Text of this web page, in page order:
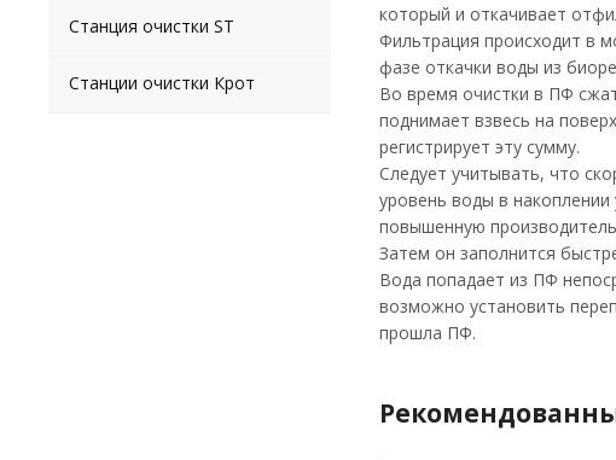
Станция очистки ST
Станции очистки Крот
который и откачивает
Фильтрация происходит в
фазе откачки воды из
Во время очистки в ПФ
поднимает взвесь на
регистрирует эту сумму.
Следует учитывать, что
уровень воды в
повышенную
Затем он заполнится
Вода попадает из ПФ
возможно установить
прошла ПФ.